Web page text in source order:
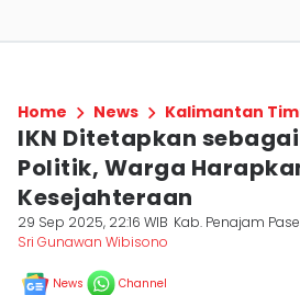
Home News Kalimantan
IKN Ditetapkan
Politik, Warga
Kesejahteraan
29 Sep 2025, 22:16 WIB Kab. Penajam
Sri Gunawan Wibisono
News Channel